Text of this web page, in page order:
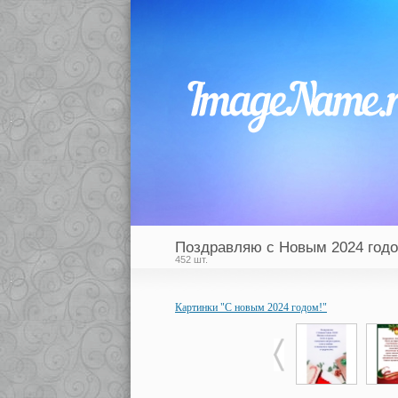
Поздравляю с Новым 2024
452 шт.
Картинки "С новым 2024 годом!"